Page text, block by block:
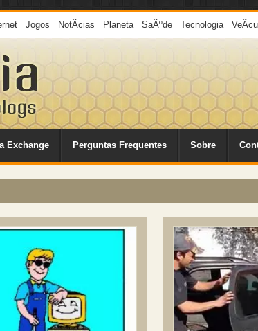
Jogos NotÃ­cias Planeta SaÃºde Tecnologia
Exchange Perguntas Frequentes Sobre